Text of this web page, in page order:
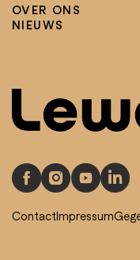
OVER ONS
NIEUWS
ContactImpressum